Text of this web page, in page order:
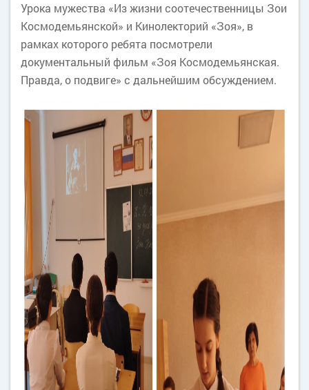
Урока мужества «Из жизни соотечественницы Зои
Космодемьянской» и Кинолекторий «Зоя», в
рамках которого ребята посмотрели
документальный фильм «Зоя Космодемьянская.
Правда, о подвиге» с дальнейшим обсуждением.